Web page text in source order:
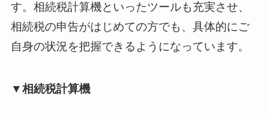
す。相続税計算機といったツールも充実させ、
相続税の申告がはじめての方でも、具体的にご
自身の状況を把握できるようになっています。
▼相続税計算機